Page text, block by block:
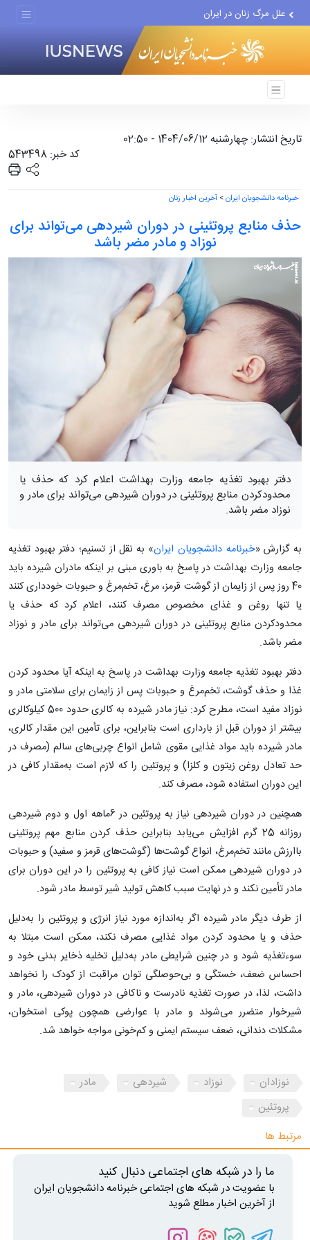
علل مرگ زنان در ایران
تاریخ انتشار: چهارشنبه 1404/06/12 - 02:50
کد خبر: 543498
خبرنامه دانشجویان ایران> آخرین اخبار زنان
حذف منابع پروتئینی در دوران شیردهی می‌تواند برای
نوزاد و مادر مضر باشد
دفتر بهبود تغذیه جامعه وزارت بهداشت اعلام کرد که حذف یا
محدودکردن منابع پروتئینی در دوران شیردهی می‌تواند برای مادر و
نوزاد مضر باشد.
به گزارش «خبرنامه دانشجویان ایران» به نقل از تسنیم؛ دفتر بهبود تغذیه
جامعه وزارت بهداشت در پاسخ به باوری مبنی بر اینکه مادران شیرده باید
40 روز پس از زایمان از گوشت قرمز، مرغ، تخم‌مرغ و حبوبات خودداری کنند
یا تنها روغن و غذای مخصوص مصرف کنند، اعلام کرد که حذف یا
محدودکردن منابع پروتئینی در دوران شیردهی می‌تواند برای مادر و نوزاد
مضر باشد.
دفتر بهبود تغذیه جامعه وزارت بهداشت در پاسخ به اینکه آیا محدود کردن
غذا و حذف گوشت، تخم‌مرغ و حبوبات پس از زایمان برای سلامتی مادر و
نوزاد مفید است، مطرح کرد: نیاز مادر شیرده به کالرى حدود 500 کیلوکالرى
بیشتر از دوران قبل از باردارى است بنابراین، براى تأمین این مقدار کالرى،
مادر شیرده باید مواد غذایى مقوى شامل انواع چربى‌های سالم (مصرف در
حد تعادل روغن زیتون و کلزا) و پروتئین را که لازم است به‌مقدار کافی در
این دوران استفاده شود، مصرف کند.
همچنین در دوران شیردهی نیاز به پروتئین در 6ماهه اول و دوم شیردهی
روزانه 25 گرم افزایش می‌یابد بنابراین حذف کردن منابع مهم پروتئینی
باارزش مانند تخم‌مرغ، انواع گوشت‌ها (گوشت‌های قرمز و سفید) و حبوبات
در دوران شیردهی ممکن است نیاز کافی به پروتئین را در این دوران برای
مادر تأمین نکند و در نهایت سبب کاهش تولید شیر توسط مادر شود.
از طرف دیگر مادر شیرده اگر به‌اندازه مورد نیاز انرژی و پروتئین را به‌دلیل
حذف و یا محدود کردن مواد غذایی مصرف نکند، ممکن است مبتلا به
سوءتغذیه شود و در چنین شرایطى مادر به‌دلیل تخلیه ذخایر بدنى خود و
احساس ضعف، خستگى و بى‌حوصلگى توان مراقبت از کودک را نخواهد
داشت، لذا، در صورت تغذیه نادرست و ناکافى در دوران شیردهى، مادر و
شیرخوار متضرر مى‌شوند و مادر با عوارضى همچون پوکى استخوان،
مشکلات دندانى، ضعف سیستم ایمنی و کم‌خونى مواجه خواهد شد.
نوزادان نوزاد شیردهی
مادر
پروتئین
مرتبط ها
ما را در شبکه های اجتماعی دنبال کنید
با عضویت در شبکه های اجتماعی خبرنامه دانشجویان ایران
از آخرین اخبار مطلع شوید